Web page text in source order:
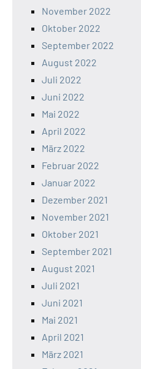
November 2022
Oktober 2022
September 2022
August 2022
Juli 2022
Juni 2022
Mai 2022
April 2022
März 2022
Februar 2022
Januar 2022
Dezember 2021
November 2021
Oktober 2021
September 2021
August 2021
Juli 2021
Juni 2021
Mai 2021
April 2021
März 2021